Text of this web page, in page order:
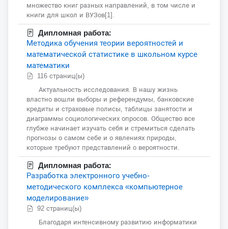
множество книг разных направлений, в том числе и
книги для школ и ВУЗов[1].
Дипломная работа:
Методика обучения теории вероятностей и
математической статистике в школьном курсе
математики
116 страниц(ы)
Актуальность исследования. В нашу жизнь
властно вошли выборы и референдумы, банковские
кредиты и страховые полисы, таблицы занятости и
диаграммы социологических опросов. Общество все
глубже начинает изучать себя и стремиться сделать
прогнозы о самом себе и о явлениях природы,
которые требуют представлений о вероятности.
Дипломная работа:
Разработка электронного учебно-
методического комплекса «компьютерное
моделирование»
92 страниц(ы)
Благодаря интенсивному развитию информатики